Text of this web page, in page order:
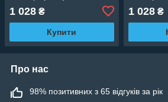
1 028 ₴
Купити
1 028₴
Про нас
98% позитивних з 65 відгуків за рік